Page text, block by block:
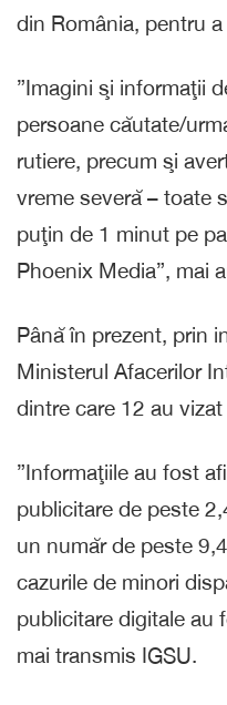
din România, pentru
”Imagini şi informaţii
persoane căutate/
rutiere, precum şi
vreme severă – toate
puţin de 1 minut pe
Phoenix Media”, mai
Până în prezent, prin
Ministerul Afacerilor
dintre care 12 au
”Informaţiile au fost
publicitare de peste
un număr de peste
cazurile de minori
publicitare digitale au
mai transmis IGSU.